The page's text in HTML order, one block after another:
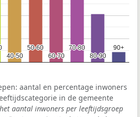
40-50
40-50
50-60
50-60
60-70
60-70
70-80
70-80
80-90
80-90
90+
90+
aantal en percentage inwoners
in de gemeente
aantal inwoners per leeftijdsgroep